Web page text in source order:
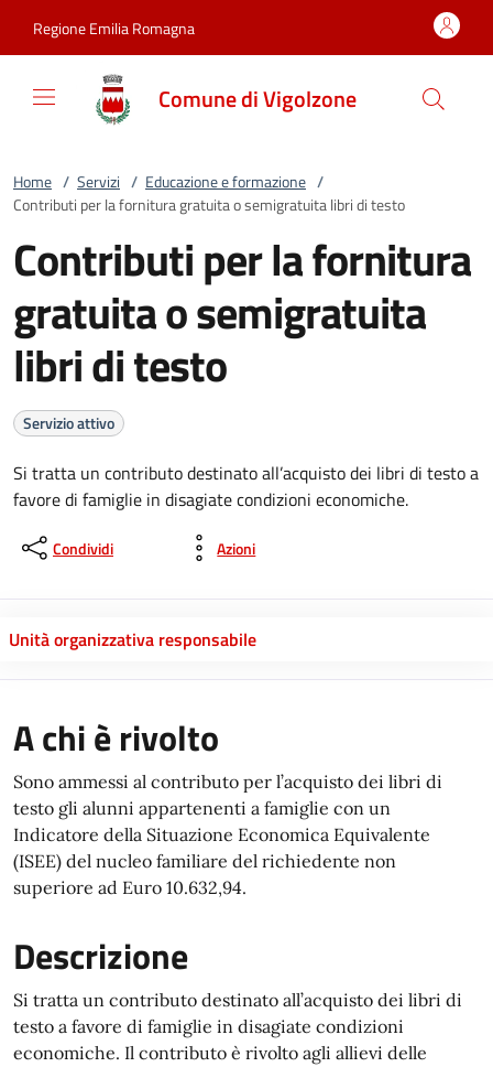
Regione Emilia Romagna
Comune di Vigolzone
Home / Servizi / Educazione e formazione /
Contributi per la fornitura gratuita o semigratuita libri di testo
Contributi per la fornitura
gratuita o semigratuita
libri di testo
Servizio attivo
Si tratta un contributo destinato all’acquisto dei libri di testo a
favore di famiglie in disagiate condizioni economiche.
Condividi Azioni
Unità organizzativa responsabile
A chi è rivolto
Sono ammessi al contributo per l’acquisto dei libri di
testo gli alunni appartenenti a famiglie con un
Indicatore della Situazione Economica Equivalente
(ISEE) del nucleo familiare del richiedente non
superiore ad Euro 10.632,94.
Descrizione
Si tratta un contributo destinato all’acquisto dei libri di
testo a favore di famiglie in disagiate condizioni
economiche. Il contributo è rivolto agli allievi delle